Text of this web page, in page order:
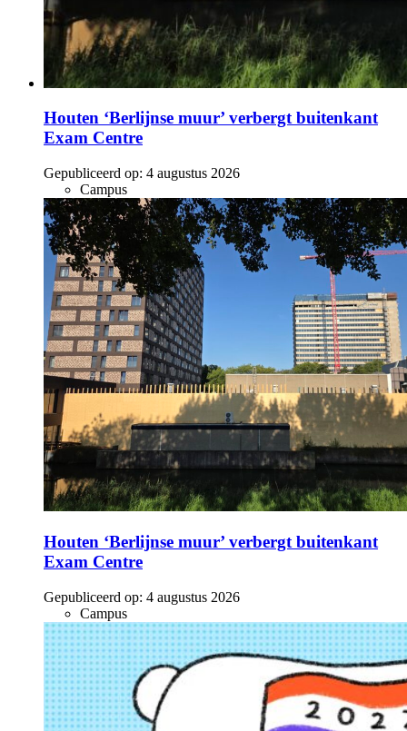
Houten ‘Berlijnse muur’ verbergt buitenkant
Exam Centre
Gepubliceerd op: 4 augustus 2026
Campus
Houten ‘Berlijnse muur’ verbergt buitenkant
Exam Centre
Gepubliceerd op: 4 augustus 2026
Campus